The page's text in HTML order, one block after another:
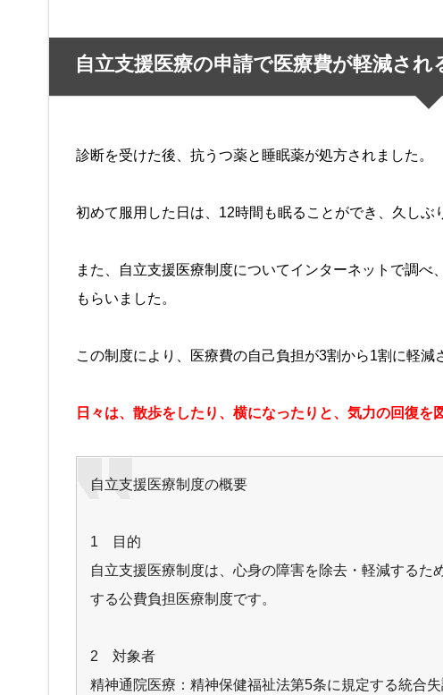
自立支援医療の申請で医療費が軽減され
診断を受けた後、抗うつ薬と睡眠薬が処方されました。
初めて服用した日は、12時間も眠ることができ、久しぶ
また、自立支援医療制度についてインターネットで調
もらいました。
この制度により、医療費の自己負担が3割から1割に軽減
日々は、散歩をしたり、横になったりと、気力の回復を
自立支援医療制度の概要
1 目的
自立支援医療制度は、心身の障害を除去・軽減する
する公費負担医療制度です。
2 対象者
精神通院医療：精神保健福祉法第5条に規定する統合